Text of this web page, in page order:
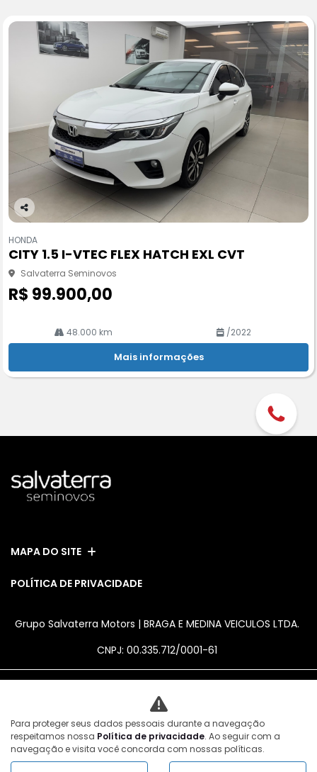
Co
pa
rtil
he
HONDA
CITY 1.5 I-VTEC FLEX HATCH EXL CVT
Salvaterra Seminovos
R$ 99.900,00
48.000 km /2022
Mais informações
MAPA DO SITE
POLÍTICA DE PRIVACIDADE
Grupo Salvaterra Motors | BRAGA E MEDINA VEICULOS LTDA.
CNPJ: 00.335.712/0001-61
No trânsito, enxergar o outro salva
vidas.
Para proteger seus dados pessoais durante a navegação
respeitamos nossa Política de privacidade. Ao seguir com a
navegação e visita você concorda com nossas políticas.